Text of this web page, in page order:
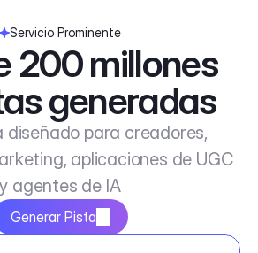
Servicio Prominente
200 millones
generadas
diseñado para creadores,
aplicaciones de UGC
y agentes de IA
Generar Pista